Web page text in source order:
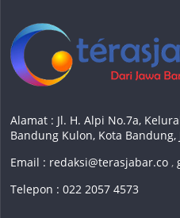
Alamat : Jl. H. Alpi No.7a,
Bandung Kulon, Kota Bandung,
Email : redaksi@terasjabar.co ,
Telepon : 022 2057 4573